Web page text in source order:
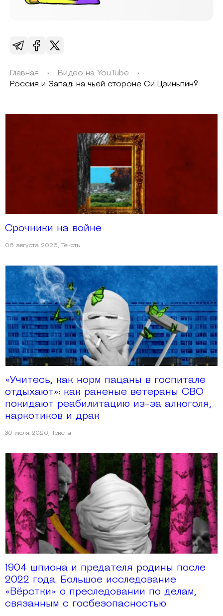
Главная › Видео на YouTube
›
Россия и Запад: на чьей стороне Си Цзиньпин?
Срочники на войне
06 августа 2026, Тексты
«Учитесь, как норм пацаны в госпитале
отдыхают»: как раненые ветераны СВО
покидают реабилитацию из-за алкоголя,
наркотиков и драк
30 июля 2026, Тексты
1904 шпиона и предателя родины после
2022 года. Большое исследование
«Вёрстки» о преследовании по делам,
связанным с госбезопасностью